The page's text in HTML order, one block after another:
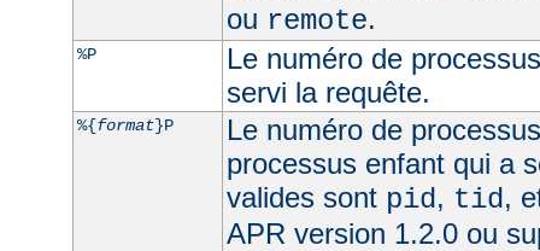
ou remote.
%P
Le numéro de
servi la requête.
%{format}P
Le numéro de
processus enfant qui a
valides sont pid, tid,
APR version 1.2.0 ou